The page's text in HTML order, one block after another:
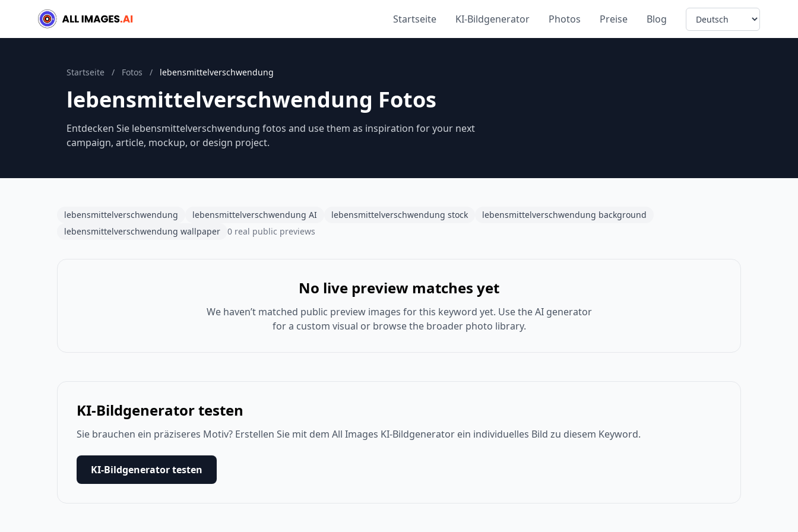
Startseite KI-Bildgenerator Photos Preise Blog Language
Startseite / Fotos / lebensmittelverschwendung
lebensmittelverschwendung Fotos
Entdecken Sie lebensmittelverschwendung fotos and use them as inspiration for your next
campaign, article, mockup, or design project.
lebensmittelverschwendung lebensmittelverschwendung AI lebensmittelverschwendung stock
lebensmittelverschwendung background
lebensmittelverschwendung wallpaper
0 real public previews
No live preview matches yet
We haven’t matched public preview images for this keyword yet. Use the AI generator
for a custom visual or browse the broader photo library.
KI-Bildgenerator testen
Sie brauchen ein präziseres Motiv? Erstellen Sie mit dem All Images KI-Bildgenerator ein individuelles Bild zu diesem Keyword.
KI-Bildgenerator testen